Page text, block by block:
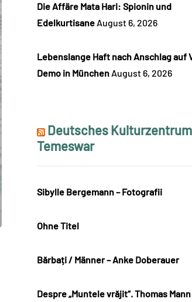
Die Affäre Mata Hari: Spionin und
Edelkurtisane August 6, 2026
Lebenslange Haft nach Anschlag auf
Demo in München August 6, 2026
Deutsches Kulturzentrum
Temeswar
Sibylle Bergemann – Fotografii
Ohne Titel
Bărbați / Männer – Anke Doberauer
Despre „Muntele vrăjit“. Thomas Mann